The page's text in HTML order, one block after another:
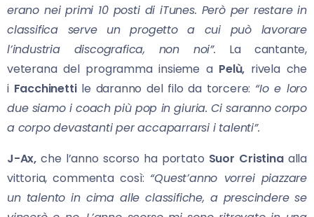
erano nei primi 10 posti di iTunes. Però per restare in
classifica serve un progetto a cui può lavorare
l’industria discografica, non noi”. La cantante,
veterana del programma insieme a Pelù, rivela che
i Facchinetti le daranno del filo da torcere: “Io e loro
due siamo i coach più pop in giuria. Ci saranno corpo
a corpo devastanti per accaparrarsi i talenti”.
J-Ax,che l’anno scorso ha portato Suor Cristina alla
vittoria, commenta così: “Quest’anno vorrei piazzare
un talento in cima alle classifiche, a prescindere se